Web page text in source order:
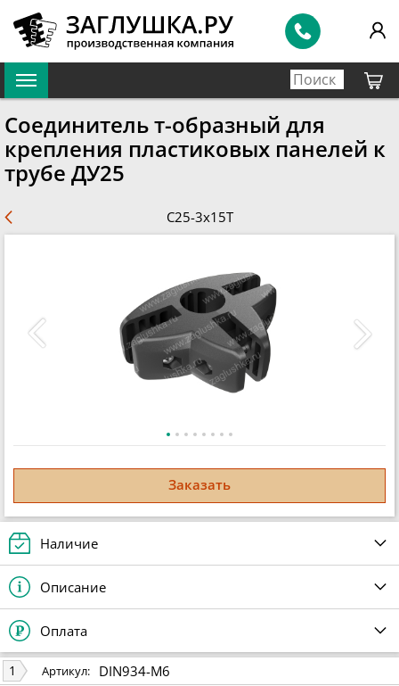
Соединитель т-образный для
крепления пластиковых панелей к
трубе ДУ25
С25-3х15Т
Заказать
Наличие
Описание
Оплата
1 Артикул: DIN934-M6